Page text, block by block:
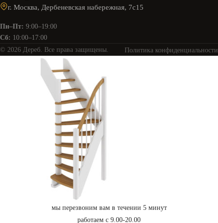
г. Москва, Дербеневская набережная, 7с15
Пн–Пт: 9:00–19:00
Сб: 10:00–17:00
© 2026 Дереб. Все права защищены.
Политика конфиденциальности
мы перезвоним вам в течении 5 минут
работаем с 9.00-20.00